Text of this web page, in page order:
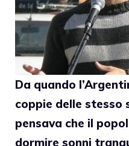
Da quando
coppie delle stesso
pensava che il
dormire sonni